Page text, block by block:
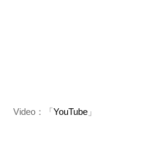
Video：「YouTube 」